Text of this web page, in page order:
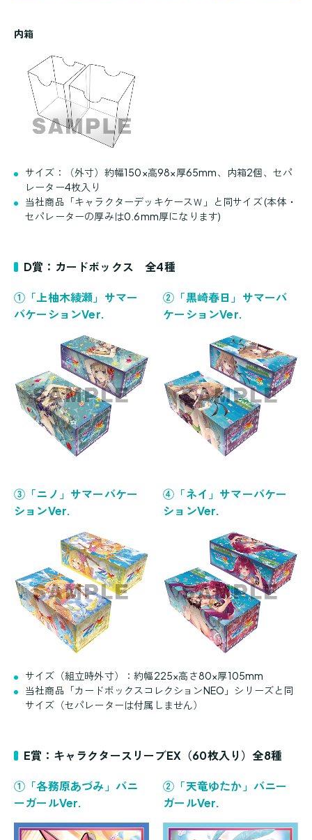
内箱
サイズ：（外寸）約幅150×高98×厚65mm、内箱2個、セパ
レーター4枚入り
当社商品「キャラクターデッキケースＷ」と同サイズ (本体・
セパレーターの厚みは0.6mm厚になります)
D賞：カードボックス 全4種
①「上柚木綾瀬」サマー
バケーションVer.
②「黒崎春日」サマーバ
ケーションVer.
③「ニノ」サマーバケー
ションVer.
④「ネイ」サマーバケー
ションVer.
サイズ（組立時外寸）：約幅225×高さ80×厚105mm
当社商品「カードボックスコレクションNEO」シリーズと同
サイズ（セパレーターは付属しません）
E賞：キャラクタースリーブEX（60枚入り）全8種
①「各務原あづみ」バニ
ーガールVer.
②「天竜ゆたか」バニー
ガールVer.